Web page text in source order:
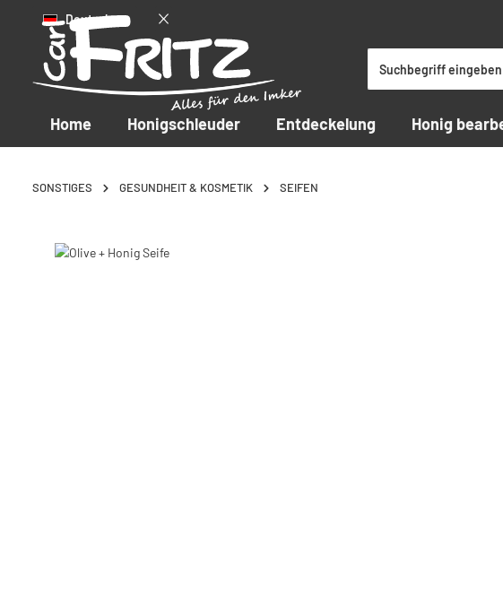
Hauptinhalt springen
Zur Suche springen
Zur Hauptnavigation springen
Deutsch
Home Honigschleuder Entdeckelung Honig
SONSTIGES GESUNDHEIT & KOSMETIK SEIFEN
Bildergalerie überspringen